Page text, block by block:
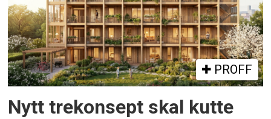
PROFF
Nytt trekonsept skal kutte